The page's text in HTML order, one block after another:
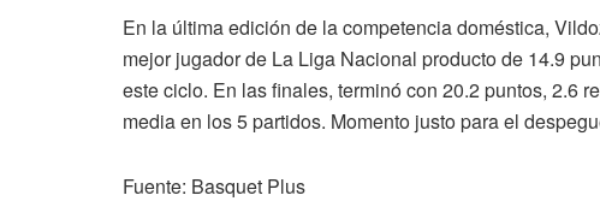
En la última edición de la competencia doméstica,
mejor jugador de La Liga Nacional producto de 14.9
este ciclo. En las finales, terminó con 20.2 puntos, 2.6
media en los 5 partidos. Momento justo para el
Fuente: Basquet Plus